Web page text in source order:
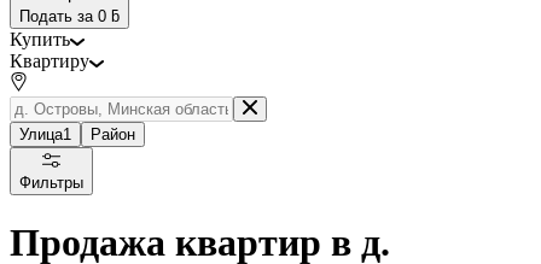
Подать за 0 ƃ
Купить
Квартиру
Улица1 Район
Фильтры
Продажа квартир в д.